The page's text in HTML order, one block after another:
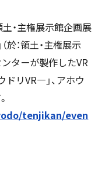
・主権展示館企画展
於：領土・主権展示
ンターが製作したVR
リVR―」、アホウ
tenjikan/even